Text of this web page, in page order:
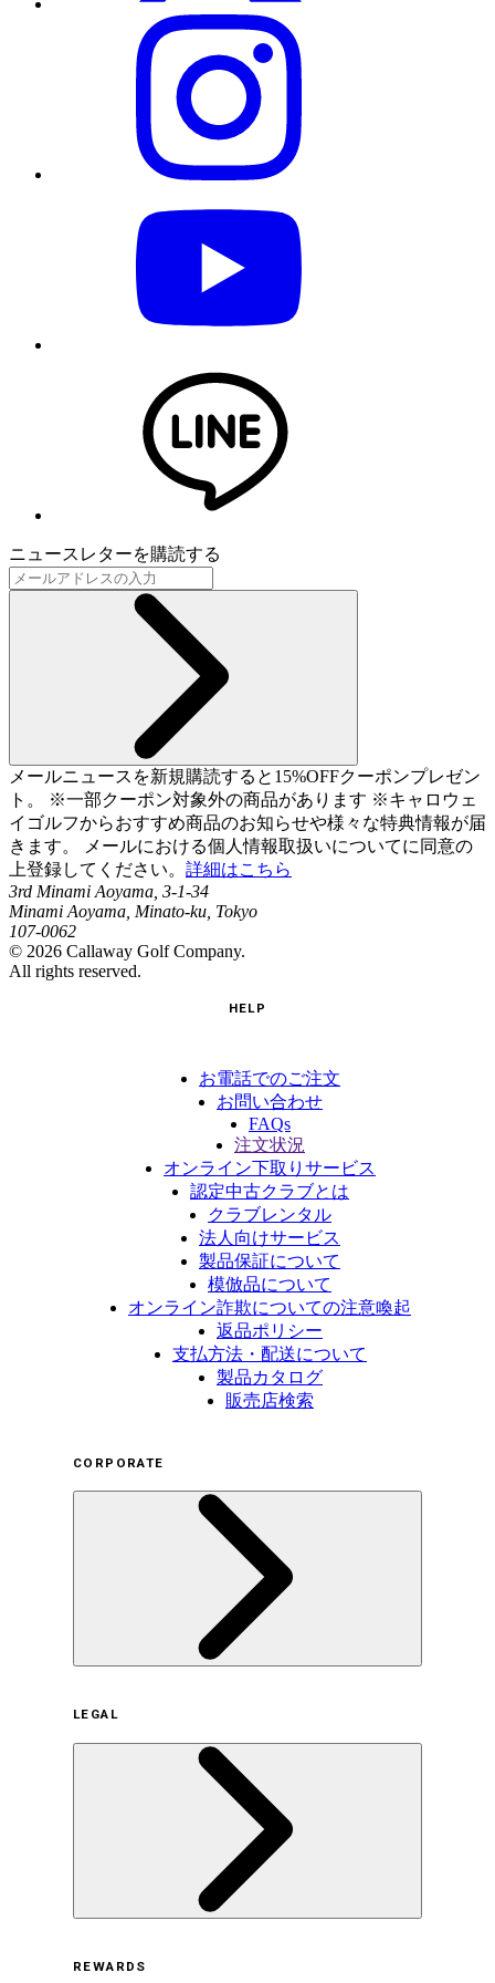
ニュースレターを購読する
メールニュースを新規購読すると15%OFFクーポンプレゼン
ト。 ※一部クーポン対象外の商品があります ※キャロウェ
イゴルフからおすすめ商品のお知らせや様々な特典情報が届
きます。 メールにおける個人情報取扱いについてに同意の
上登録してください。 詳細はこちら
3rd Minami Aoyama, 3-1-34
Minami Aoyama, Minato-ku, Tokyo
107-0062
© 2026 Callaway Golf Company.
All rights reserved.
HELP
お電話でのご注文
お問い合わせ
FAQs
注文状況
オンライン下取りサービス
認定中古クラブとは
クラブレンタル
法人向けサービス
製品保証について
模倣品について
オンライン詐欺についての注意喚起
返品ポリシー
支払方法・配送について
製品カタログ
販売店検索
CORPORATE
サステナビリティの取り組み（日本）
サステナビリティの取り組み（米国/英語）
ヒストリー
採用情報
LEGAL
REWARDS